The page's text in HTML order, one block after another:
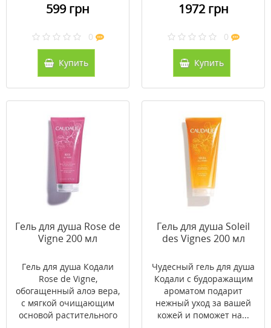
599 грн
0
Купить
1972 грн
0
Купить
Гель для душа Rose de
Vigne 200 мл
Гель для душа Кодали
Rose de Vigne,
обогащенный алоэ вера,
с мягкой очищающим
основой растительного
Гель для душа Soleil
des Vignes 200 мл
Чудесный гель для душа
Кодали с будоражащим
ароматом подарит
нежный уход за вашей
кожей и поможет на...